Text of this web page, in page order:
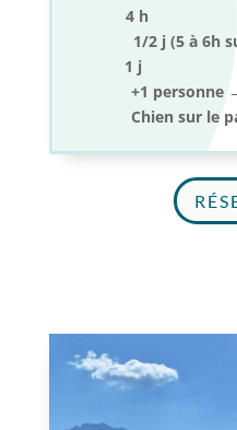
4 h
1/2 j (5 à 6h
1 j
+1 personne
Chien sur